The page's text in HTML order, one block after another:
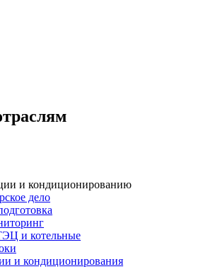
и кондиционированию
дело
и котельные
и кондиционирования